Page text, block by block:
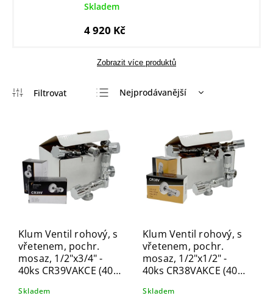
Skladem
4 920 Kč
Zobrazit více produktů
Nejprodávanější
Abecedně
Klum Ventil rohový, s
vřetenem, pochr.
mosaz, 1/2"x3/4" -
40ks CR39VAKCE (40
Skladem
Klum Ventil rohový, s
vřetenem, pochr.
mosaz, 1/2"x1/2" -
40ks CR38VAKCE (40
Skladem